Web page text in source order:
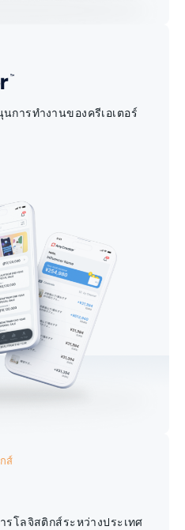
ารทำงานของครีเอเตอร์
ส์
โลจิสติกส์ระหว่างประเทศ